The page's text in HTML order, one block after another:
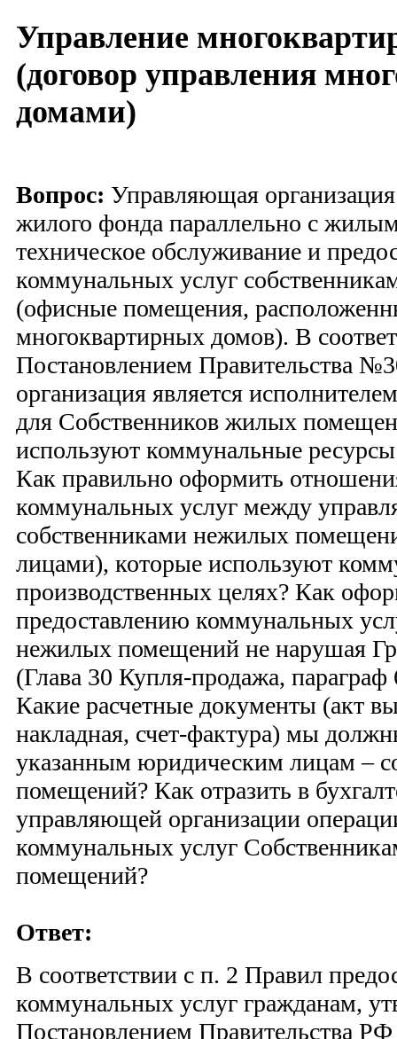
Управление
(договор управления
домами)
Вопрос: Управляющая
жилого фонда параллельно с
техническое обслуживание и
коммунальных услуг
(офисные помещения,
многоквартирных домов). В
Постановлением Правительства
организация является
для Собственников жилых
используют коммунальные
Как правильно оформить
коммунальных услуг между
собственниками нежилых
лицами), которые используют
производственных целях? Как
предоставлению коммунальных
нежилых помещений не нарушая
(Глава 30 Купля-продажа,
Какие расчетные документы (акт
накладная, счет-фактура) мы
указанным юридическим лицам –
помещений? Как отразить в
управляющей организации
коммунальных услуг
помещений?
Ответ:
В соответствии с п. 2 Правил
коммунальных услуг гражданам,
Постановлением Правительства